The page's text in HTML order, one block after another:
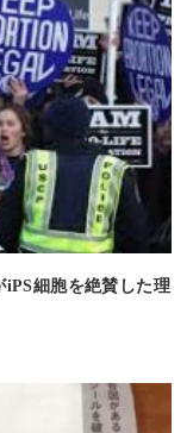
細胞を絶賛した理